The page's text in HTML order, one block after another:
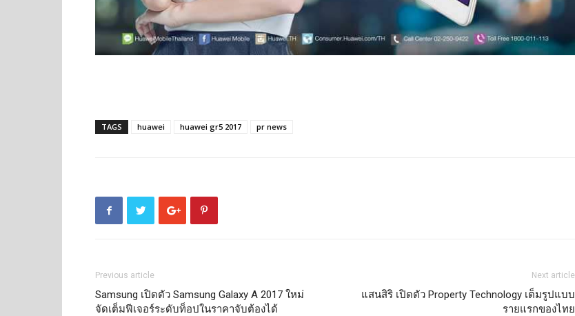
TAGS huawei huawei gr5 2017 pr news
Previous article
Samsung เปิดตัว Samsung Galaxy A 2017 ใหม่
จัดเต็มฟีเจอร์ระดับท็อปในราคาจับต้องได้
Next article
แสนสิริ เปิดตัว Property Technology เต็มรูปแบบ
รายแรกของไทย